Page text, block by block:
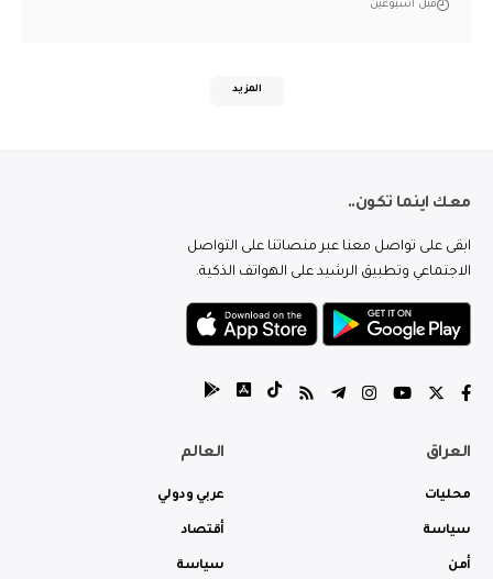
قبل أسبوعين
المزيد
معك اينما تكون..
ابقى على تواصل معنا عبر منصاتنا على التواصل
الاجتماعي وتطبيق الرشيد على الهواتف الذكية.
العراق
محليات
سياسة
أمن
العالم
عربي ودولي
أقتصاد
سياسة